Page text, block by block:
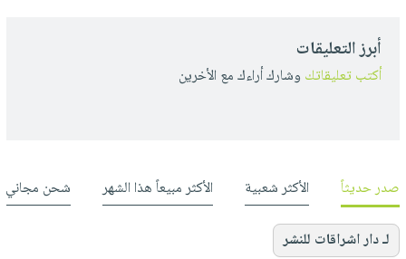
أبرز التعليقات
أكتب تعليقاتك وشارك أراءك مع الأخرين
صدر حديثاً الأكثر شعبية الأكثر مبيعاً هذا الشهر شحن مجاني
لـ دار اشراقات للنشر